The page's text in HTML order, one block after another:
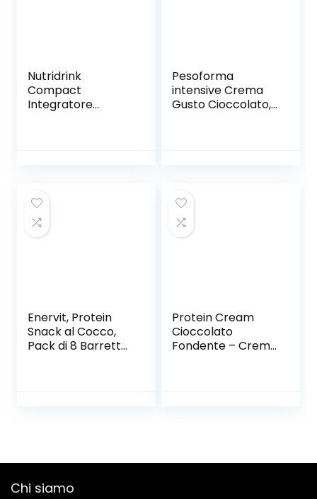
Nutridrink
Compact
Integratore
Pesoforma
intensive Crema
Gusto Cioccolato,
per il controllo Del
Peso, 215 Calorie, 8
Pasti
Enervit, Protein
Snack al Cocco,
Pack di 8 Barrette
Cioccolato
Olio di Palma
Protein Cream
Cioccolato
Fondente – Crema
Senza Zucchero –
Chi siamo